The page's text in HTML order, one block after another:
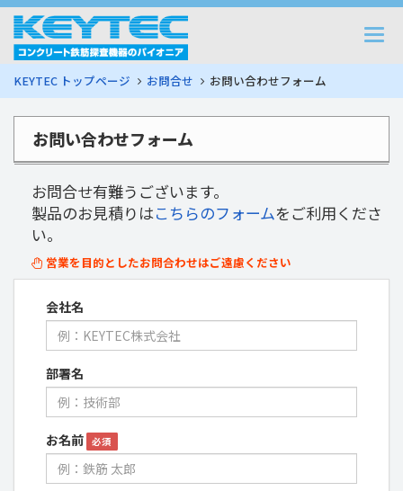
KEYTEC トップページ お問合せ お問い合わせフォーム
お問い合わせフォーム
お問合せ有難うございます。
製品のお見積りはこちらのフォームをご利用くださ
い。
営業を目的としたお問合わせはご遠慮ください
会社名
部署名
お名前 必須